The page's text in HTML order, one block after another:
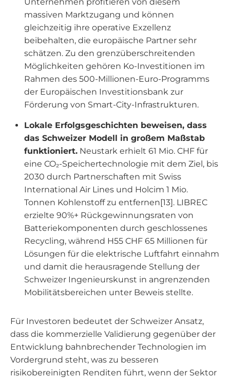
massiven Marktzugang und können
gleichzeitig ihre operative Exzellenz
beibehalten, die europäische Partner sehr
schätzen. Zu den grenzüberschreitenden
Möglichkeiten gehören Ko-Investitionen im
Rahmen des 500-Millionen-Euro-Programms
der Europäischen Investitionsbank zur
Förderung von Smart-City-Infrastrukturen.
Lokale Erfolgsgeschichten beweisen, dass
das Schweizer Modell in großem Maßstab
funktioniert. Neustark erhielt 61 Mio. CHF für
eine CO₂-Speichertechnologie mit dem Ziel, bis
2030 durch Partnerschaften mit Swiss
International Air Lines und Holcim 1 Mio.
Tonnen Kohlenstoff zu entfernen[13]. LIBREC
erzielte 90%+ Rückgewinnungsraten von
Batteriekomponenten durch geschlossenes
Recycling, während H55 CHF 65 Millionen für
Lösungen für die elektrische Luftfahrt einnahm
und damit die herausragende Stellung der
Schweizer Ingenieurskunst in angrenzenden
Mobilitätsbereichen unter Beweis stellte.
Für Investoren bedeutet der Schweizer Ansatz,
dass die kommerzielle Validierung gegenüber der
Entwicklung bahnbrechender Technologien im
Vordergrund steht, was zu besseren
risikobereinigten Renditen führt, wenn der Sektor